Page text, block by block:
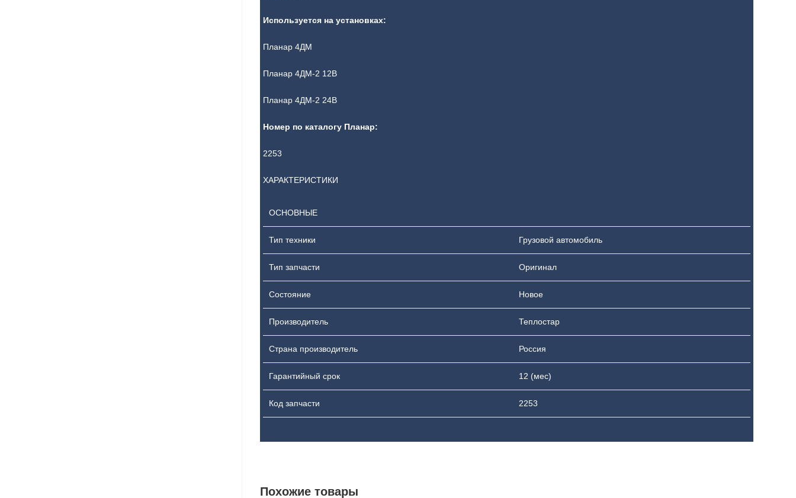
Используется на установках:
Планар 4ДМ
Планар 4ДМ-2 12В
Планар 4ДМ-2 24В
Номер по каталогу Планар:
2253
ХАРАКТЕРИСТИКИ
ОСНОВНЫЕ
Тип техники Грузовой автомобиль
Тип запчасти Оригинал
Состояние Новое
Производитель Теплостар
Страна производитель Россия
Гарантийный срок 12 (мес)
Код запчасти 2253
Похожие товары